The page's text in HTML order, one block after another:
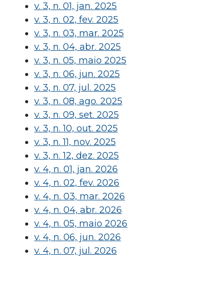
v. 3, n. 01, jan. 2025
v. 3, n. 02, fev. 2025
v. 3, n. 03, mar. 2025
v. 3, n. 04, abr. 2025
v. 3, n. 05, maio 2025
v. 3, n. 06, jun. 2025
v. 3, n. 07, jul. 2025
v. 3, n. 08, ago. 2025
v. 3, n. 09, set. 2025
v. 3, n. 10, out. 2025
v. 3, n. 11, nov. 2025
v. 3, n. 12, dez. 2025
v. 4, n. 01, jan. 2026
v. 4, n. 02, fev. 2026
v. 4, n. 03, mar. 2026
v. 4, n. 04, abr. 2026
v. 4, n. 05, maio 2026
v. 4, n. 06, jun. 2026
v. 4, n. 07, jul. 2026